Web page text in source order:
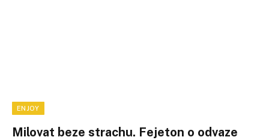
ENJOY
Milovat beze strachu. Fejeton o odvaze